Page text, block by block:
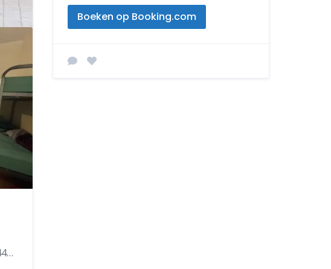
Avenida Del Ejército Español 10, 34440 Frómista, Palencia, Spanje
Boeken op Booking.com